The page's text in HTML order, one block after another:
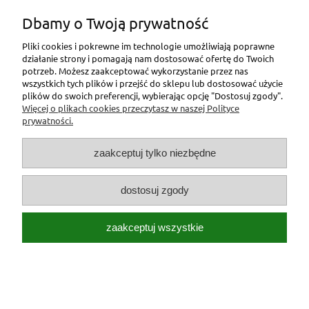
Stopka
Pasza dla zwierząt Jar-Pasz | Jagiellońska 1 /magazyny Redco/, 43-
600 Jaworzno | NIP: 6442918229 | REGON: 242884388 |
tel.:668440236|jar_pasz@interia.pl
pokaż pełną wersję strony
Sklep internetowy Shoper Premium
Dbamy o Twoją prywatność
Pliki cookies i pokrewne im technologie umożliwiają poprawne
działanie strony i pomagają nam dostosować ofertę do Twoich
potrzeb. Możesz zaakceptować wykorzystanie przez nas
wszystkich tych plików i przejść do sklepu lub dostosować użycie
plików do swoich preferencji, wybierając opcję "Dostosuj zgody".
Więcej o plikach cookies przeczytasz w naszej Polityce
prywatności.
zaakceptuj tylko niezbędne
dostosuj zgody
zaakceptuj wszystkie